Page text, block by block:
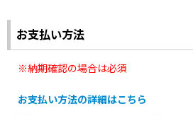
お支払い方法
※納期確認の場合は必須
お支払い方法の詳細はこちら